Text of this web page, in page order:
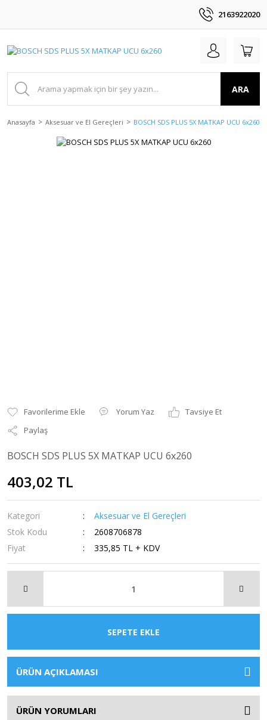
2163922020
ARA
Anasayfa Aksesuar ve El Gereçleri BOSCH SDS PLUS 5X MATKAP UCU 6x260
Yorum Yaz
Tavsiye Et
Paylaş
BOSCH SDS PLUS 5X MATKAP UCU 6x260
403,02 TL
Kategori
Aksesuar ve El Gereçleri
Stok Kodu
2608706878
Fiyat
335,85 TL + KDV
SEPETE EKLE
ÜRÜN AÇIKLAMASI
ÜRÜN YORUMLARI